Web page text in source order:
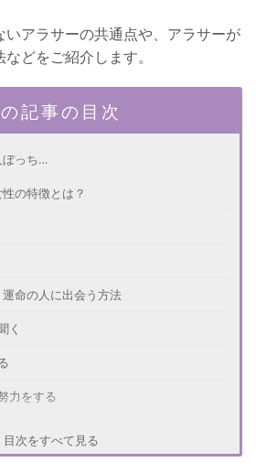
いアラサーの共通点や、アラサーが
どをご紹介します。
記事の目次
ぼっち…
の特徴とは？
命の人に出会う方法
く
力をする
目次をすべて見る